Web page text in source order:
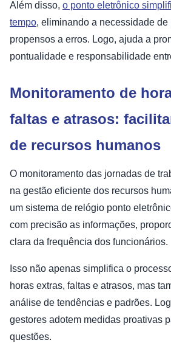
Além disso, o ponto eletrônico
tempo, eliminando a necessidade
propensos a erros. Logo, ajuda a
pontualidade e responsabilidade
Monitoramento de
faltas e atrasos:
de recursos humanos
O monitoramento das jornadas de
na gestão eficiente dos recursos
um sistema de relógio ponto
com precisão as informações,
clara da frequência dos funcionários.
Isso não apenas simplifica o
horas extras, faltas e atrasos, mas
análise de tendências e padrões.
gestores adotem medidas proativas
questões.